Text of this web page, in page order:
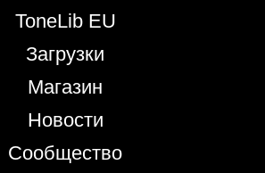
ToneLib EU
Загрузки
Магазин
Новости
Сообщество